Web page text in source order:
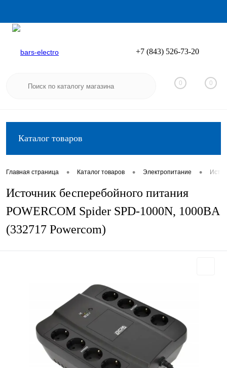
Вход
+7 (843) 526-73-20
0 0
Каталог товаров
Главная страница • Каталог товаров • Электропитание •
Источник бесперебойного питания
POWERCOM Spider SPD-1000N, 1000ВA
(332717 Powercom)